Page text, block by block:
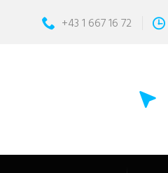
+43 1 667 16 72